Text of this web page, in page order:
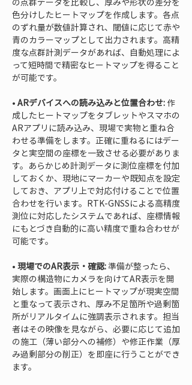
色分けしたヒートマップを作成します。各点
のずれ量が数値計算され、閾値に応じて赤や
青のカラーマップとして出力されます。高精
度な点群計測データがあれば、自動処理によ
って短時間で精密なヒートマップを得ること
• ARデバイスへの読み込みと位置合わせ: 作
成したヒートマップをタブレットやスマホの
ARアプリに読み込み、現場で実物と重ね合
わせる準備をします。正確に重ねるにはデー
タと実空間の座標を一致させる必要がありま
す。あらかじめ計測データに測位座標を付加
しておくか、現地にマーカーや既知点を設定
しておき、アプリ上で対応付けることで位置
合わせを行います。RTK-GNSSによる高精度
測位に対応したシステムであれば、座標情報
にもとづき自動的に高い精度で重ね合わせが
• 現場でのAR表示・確認: 準備が整ったら、
実際の構造物にカメラを向けてAR表示を開
始します。画面上にヒートマップが現実空間
と重なって表示され、厚み不足箇所や過剰箇
所がリアルタイムに強調表示されます。担当
者はその映像を見ながら、必要に応じて追加
の施工（薄い部分への補修）や修正作業（厚
み過剰部分の削正）を即座に行うことができ
ます。